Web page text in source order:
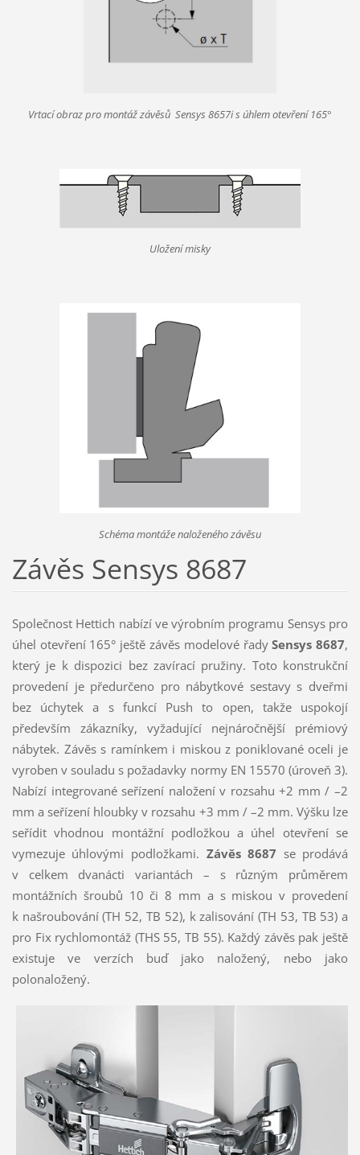
Vrtací obraz pro montáž závěsů Sensys 8657i s úhlem otevření 165°
Uložení misky
Schéma montáže naloženého závěsu
Závěs Sensys 8687
Společnost Hettich nabízí ve výrobním programu Sensys pro
úhel otevření 165° ještě závěs modelové řadySensys 8687,
který je k dispozici bez zavírací pružiny. Toto konstrukční
provedení je předurčeno pro nábytkové sestavy s dveřmi
bez úchytek a s funkcí Push to open, takže uspokojí
především zákazníky, vyžadující nejnáročnější prémiový
nábytek. Závěs s ramínkem i miskou z poniklované oceli je
vyroben v souladu s požadavky normy EN 15570 (úroveň 3).
Nabízí integrované seřízení naložení v rozsahu +2 mm / –2
mm a seřízení hloubky v rozsahu +3 mm / –2 mm. Výšku lze
seřídit vhodnou montážní podložkou a úhel otevření se
vymezuje úhlovými podložkami. Závěs 8687 se prodává
v celkem dvanácti variantách – s různým průměrem
montážních šroubů 10 či 8 mm a s miskou v provedení
k našroubování (TH 52, TB 52), k zalisování (TH 53, TB 53) a
pro Fix rychlomontáž (THS 55, TB 55). Každý závěs pak ještě
existuje ve verzích buď jako naložený, nebo jako
polonaložený.